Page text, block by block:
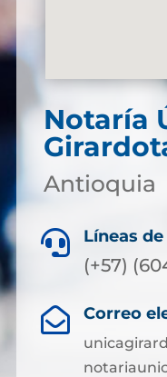
Notaría
Antioquia
 Líneas
(+57)
 Correo